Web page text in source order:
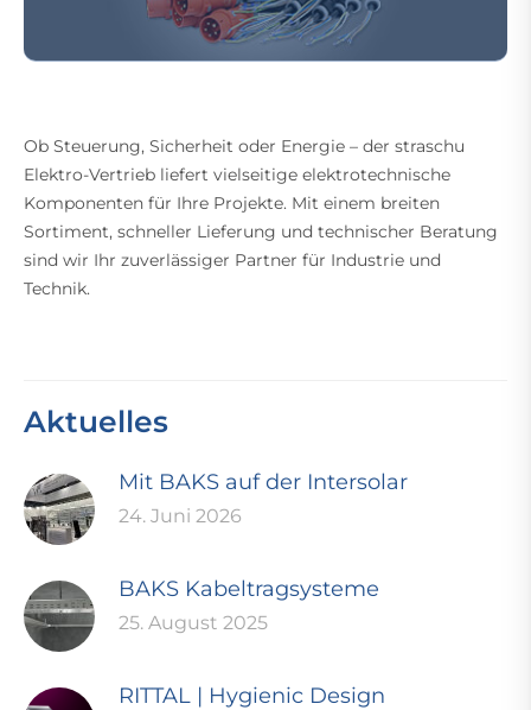
Ob Steuerung, Sicherheit oder Energie – der straschu
Elektro-Vertrieb liefert vielseitige elektrotechnische
Komponenten für Ihre Projekte. Mit einem breiten
Sortiment, schneller Lieferung und technischer Beratung
sind wir Ihr zuverlässiger Partner für Industrie und
Technik.
Aktuelles
Mit BAKS auf der Intersolar
24. Juni 2026
BAKS Kabeltragsysteme
25. August 2025
RITTAL | Hygienic Design